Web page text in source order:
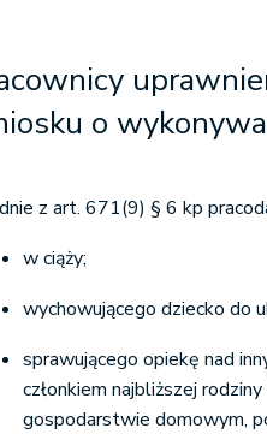
o
z art. 671(9) § 6 kp
w ciąży;
wychowującego dziecko do
sprawującego opiekę nad
członkiem najbliższej
gospodarstwie domowym,